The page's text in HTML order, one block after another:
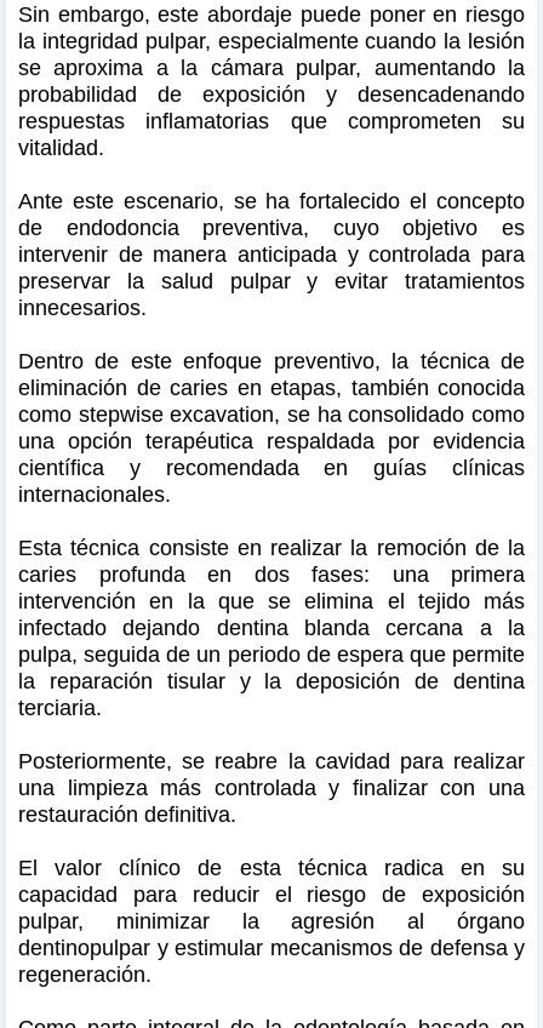
Sin embargo, este abordaje puede poner en riesgo
la integridad pulpar, especialmente cuando la lesión
se aproxima a la cámara pulpar, aumentando la
probabilidad de exposición y desencadenando
respuestas inflamatorias que comprometen su
vitalidad.
Ante este escenario, se ha fortalecido el concepto
de endodoncia preventiva, cuyo objetivo es
intervenir de manera anticipada y controlada para
preservar la salud pulpar y evitar tratamientos
innecesarios.
Dentro de este enfoque preventivo, la técnica de
eliminación de caries en etapas, también conocida
como stepwise excavation, se ha consolidado como
una opción terapéutica respaldada por evidencia
científica y recomendada en guías clínicas
internacionales.
Esta técnica consiste en realizar la remoción de la
caries profunda en dos fases: una primera
intervención en la que se elimina el tejido más
infectado dejando dentina blanda cercana a la
pulpa, seguida de un periodo de espera que permite
la reparación tisular y la deposición de dentina
terciaria.
Posteriormente, se reabre la cavidad para realizar
una limpieza más controlada y finalizar con una
restauración definitiva.
El valor clínico de esta técnica radica en su
capacidad para reducir el riesgo de exposición
pulpar, minimizar la agresión al órgano
dentinopulpar y estimular mecanismos de defensa y
regeneración.